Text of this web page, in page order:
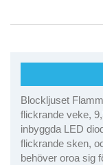
Blockljuset
flickrande veke,
inbyggda LED
flickrande sken,
behöver oroa sig